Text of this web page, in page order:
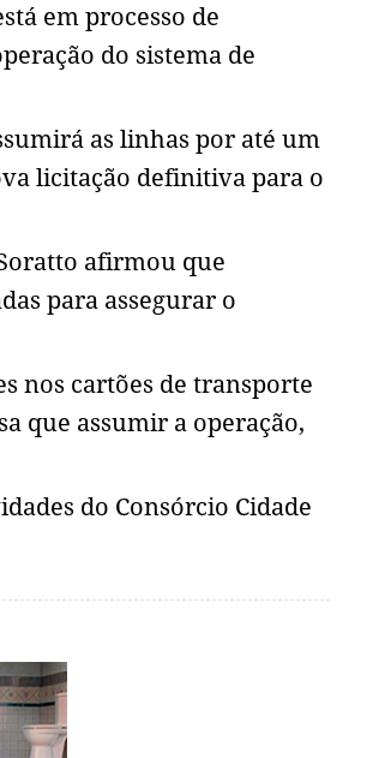
em processo de
do sistema de
as linhas por até um
licitação definitiva para o
afirmou que
para assegurar o
nos cartões de transporte
que assumir a operação,
do Consórcio Cidade